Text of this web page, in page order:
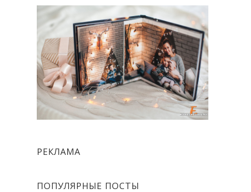
РЕКЛАМА
ПОПУЛЯРНЫЕ ПОСТЫ